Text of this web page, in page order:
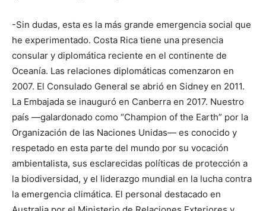
-Sin dudas, esta es la más grande emergencia social que
he experimentado. Costa Rica tiene una presencia
consular y diplomática reciente en el continente de
Oceanía. Las relaciones diplomáticas comenzaron en
2007. El Consulado General se abrió en Sidney en 2011.
La Embajada se inauguró en Canberra en 2017. Nuestro
país —galardonado como “Champion of the Earth” por la
Organización de las Naciones Unidas— es conocido y
respetado en esta parte del mundo por su vocación
ambientalista, sus esclarecidas políticas de protección a
la biodiversidad, y el liderazgo mundial en la lucha contra
la emergencia climática. El personal destacado en